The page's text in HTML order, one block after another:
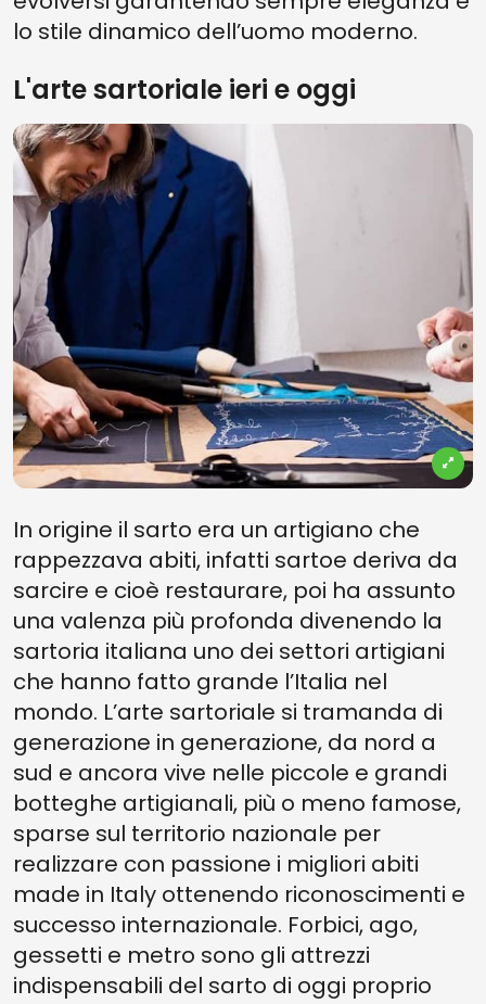
lo stile dinamico dell’uomo moderno.
L'arte sartoriale ieri e oggi
In origine il sarto era un artigiano che
rappezzava abiti, infatti sartoe deriva da
sarcire e cioè restaurare, poi ha assunto
una valenza più profonda divenendo la
sartoria italiana uno dei settori artigiani
che hanno fatto grande l’Italia nel
mondo. L’arte sartoriale si tramanda di
generazione in generazione, da nord a
sud e ancora vive nelle piccole e grandi
botteghe artigianali, più o meno famose,
sparse sul territorio nazionale per
realizzare con passione i migliori abiti
made in Italy ottenendo riconoscimenti e
successo internazionale. Forbici, ago,
gessetti e metro sono gli attrezzi
indispensabili del sarto di oggi proprio